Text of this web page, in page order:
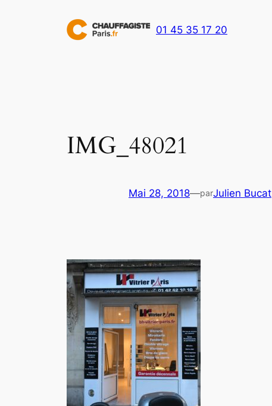
01 45 35 17 20
IMG_48021
Mai 28, 2018—parJulien Bucat